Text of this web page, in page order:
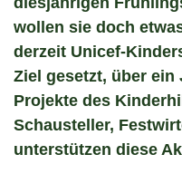
wollen sie doch
derzeit Unicef-
Ziel gesetzt, über ein
Projekte des
Schausteller,
unterstützen diese